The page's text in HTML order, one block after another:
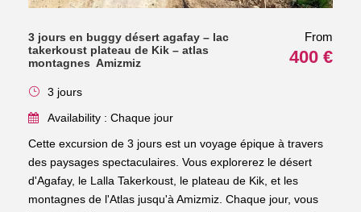
3 jours en buggy désert agafay – lac
takerkoust plateau de Kik – atlas
montagnes Amizmiz
From
400 €
3 jours
Availability : Chaque jour
Cette excursion de 3 jours est un voyage épique à travers
des paysages spectaculaires. Vous explorerez le désert
d'Agafay, le Lalla Takerkoust, le plateau de Kik, et les
montagnes de l'Atlas jusqu'à Amizmiz. Chaque jour, vous